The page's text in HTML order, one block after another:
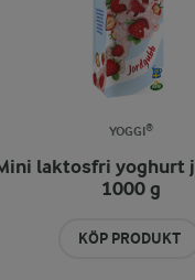
YOGGI®
laktosfri yoghurt
1000 g
KÖP PRODUKT